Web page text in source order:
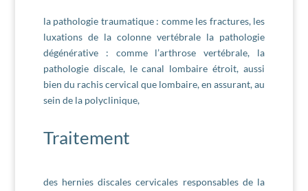
la pathologie traumatique : comme les fractures, les
luxations de la colonne vertébrale la pathologie
dégénérative : comme l’arthrose vertébrale, la
pathologie discale, le canal lombaire étroit, aussi
bien du rachis cervical que lombaire, en assurant, au
sein de la polyclinique,
Traitement
des hernies discales cervicales responsables de la